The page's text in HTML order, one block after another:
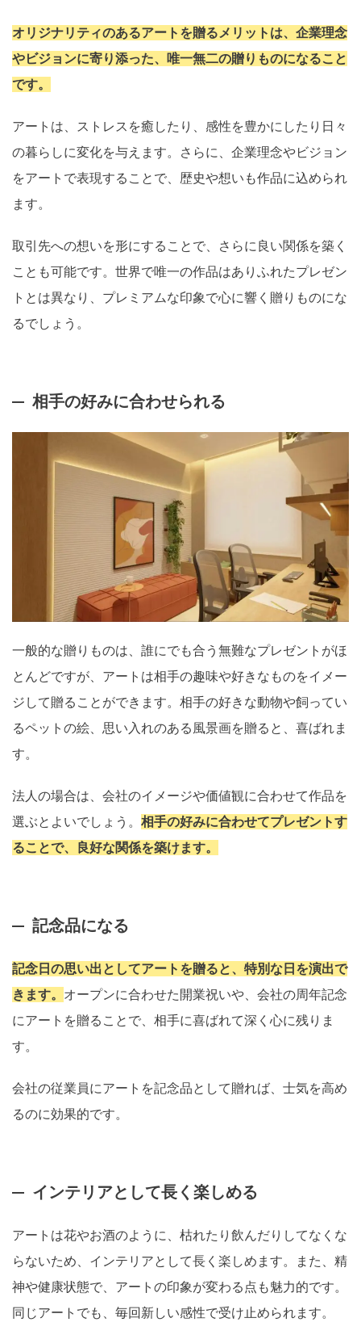
オリジナリティのあるアートを贈るメリットは、企業理念
やビジョンに寄り添った、唯一無二の贈りものになること
です。
アートは、ストレスを癒したり、感性を豊かにしたり日々
の暮らしに変化を与えます。さらに、企業理念やビジョン
をアートで表現することで、歴史や想いも作品に込められ
ます。
取引先への想いを形にすることで、さらに良い関係を築く
ことも可能です。世界で唯一の作品はありふれたプレゼン
トとは異なり、プレミアムな印象で心に響く贈りものにな
るでしょう。
相手の好みに合わせられる
一般的な贈りものは、誰にでも合う無難なプレゼントがほ
とんどですが、アートは相手の趣味や好きなものをイメー
ジして贈ることができます。相手の好きな動物や飼ってい
るペットの絵、思い入れのある風景画を贈ると、喜ばれま
す。
法人の場合は、会社のイメージや価値観に合わせて作品を
選ぶとよいでしょう。 相手の好みに合わせてプレゼントす
ることで、良好な関係を築けます。
記念品になる
記念日の思い出としてアートを贈ると、特別な日を演出で
きます。 オープンに合わせた開業祝いや、会社の周年記念
にアートを贈ることで、相手に喜ばれて深く心に残りま
す。
会社の従業員にアートを記念品として贈れば、士気を高め
るのに効果的です。
インテリアとして長く楽しめる
アートは花やお酒のように、枯れたり飲んだりしてなくな
らないため、インテリアとして長く楽しめます。また、精
神や健康状態で、アートの印象が変わる点も魅力的です。
同じアートでも、毎回新しい感性で受け止められます。